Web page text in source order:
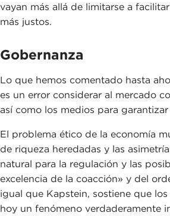
vayan más allá de limitarse a
más justos.
Gobernanza
Lo que hemos comentado hasta
es un error considerar al mercado
así como los medios para
El problema ético de la economía
de riqueza heredadas y las
natural para la regulación y las
excelencia de la coacción» y del
igual que Kapstein, sostiene que
hoy un fenómeno verdaderamente